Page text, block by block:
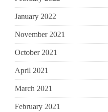
January 2022
November 2021
October 2021
April 2021
March 2021
February 2021